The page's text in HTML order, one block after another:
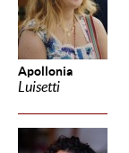
Apollonia
Luisetti